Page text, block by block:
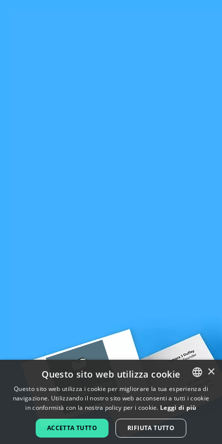
ENGLISH
FRENCH
DUTCH
×
Questo sito web utilizza cookie
Questo sito web utilizza i cookie per migliorare la tua esperienza di
navigazione. Utilizzando il nostro sito web acconsenti a tutti i cookie
in conformità con la nostra policy per i cookie. Leggi di più
ACCETTA TUTTO RIFIUTA TUTTO